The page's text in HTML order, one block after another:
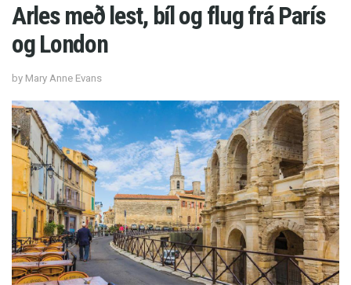
Arles með lest, bíl og flug frá París
og London
by Mary Anne Evans